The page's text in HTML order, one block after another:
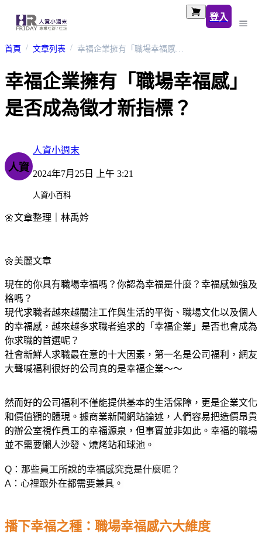
登入
首頁 文章列表 幸福企業擁有「職場幸福感」是否成為徵才新指標？
幸福企業擁有「職場幸福感」
是否成為徵才新指標？
人資
人資小週末
2024年7月25日 上午 3:21
人資小百科
🌼文章整理｜林禹妗
🌼美麗文章
現在的你具有職場幸福嗎？你認為幸福是什麼？幸福感勉強及
格嗎？
現代求職者越來越關注工作與生活的平衡、職場文化以及個人
的幸福感，越來越多求職者追求的「 幸福企業」是否也會成為
你求職的首選呢 ？
社會新鮮人求職最在意的十大因素，第一名是公司福利，網友
大聲喊福利很好的公司真的是幸福企業～～
然而好的公司福利不僅能提供基本的生活保障，更是企業文化
和價值觀的體現。 據商業新聞網站論述，人們容易把造價昂貴
的辦公室視作員工的幸福源泉，但事實並非如此。幸福的職場
並不需要懶人沙發、燒烤站和球池。
Q ：那些員工所說的幸福感究竟是什麼呢？
A ：心裡跟外在都需要兼具。
播下幸福之種：職場幸福感六大維度